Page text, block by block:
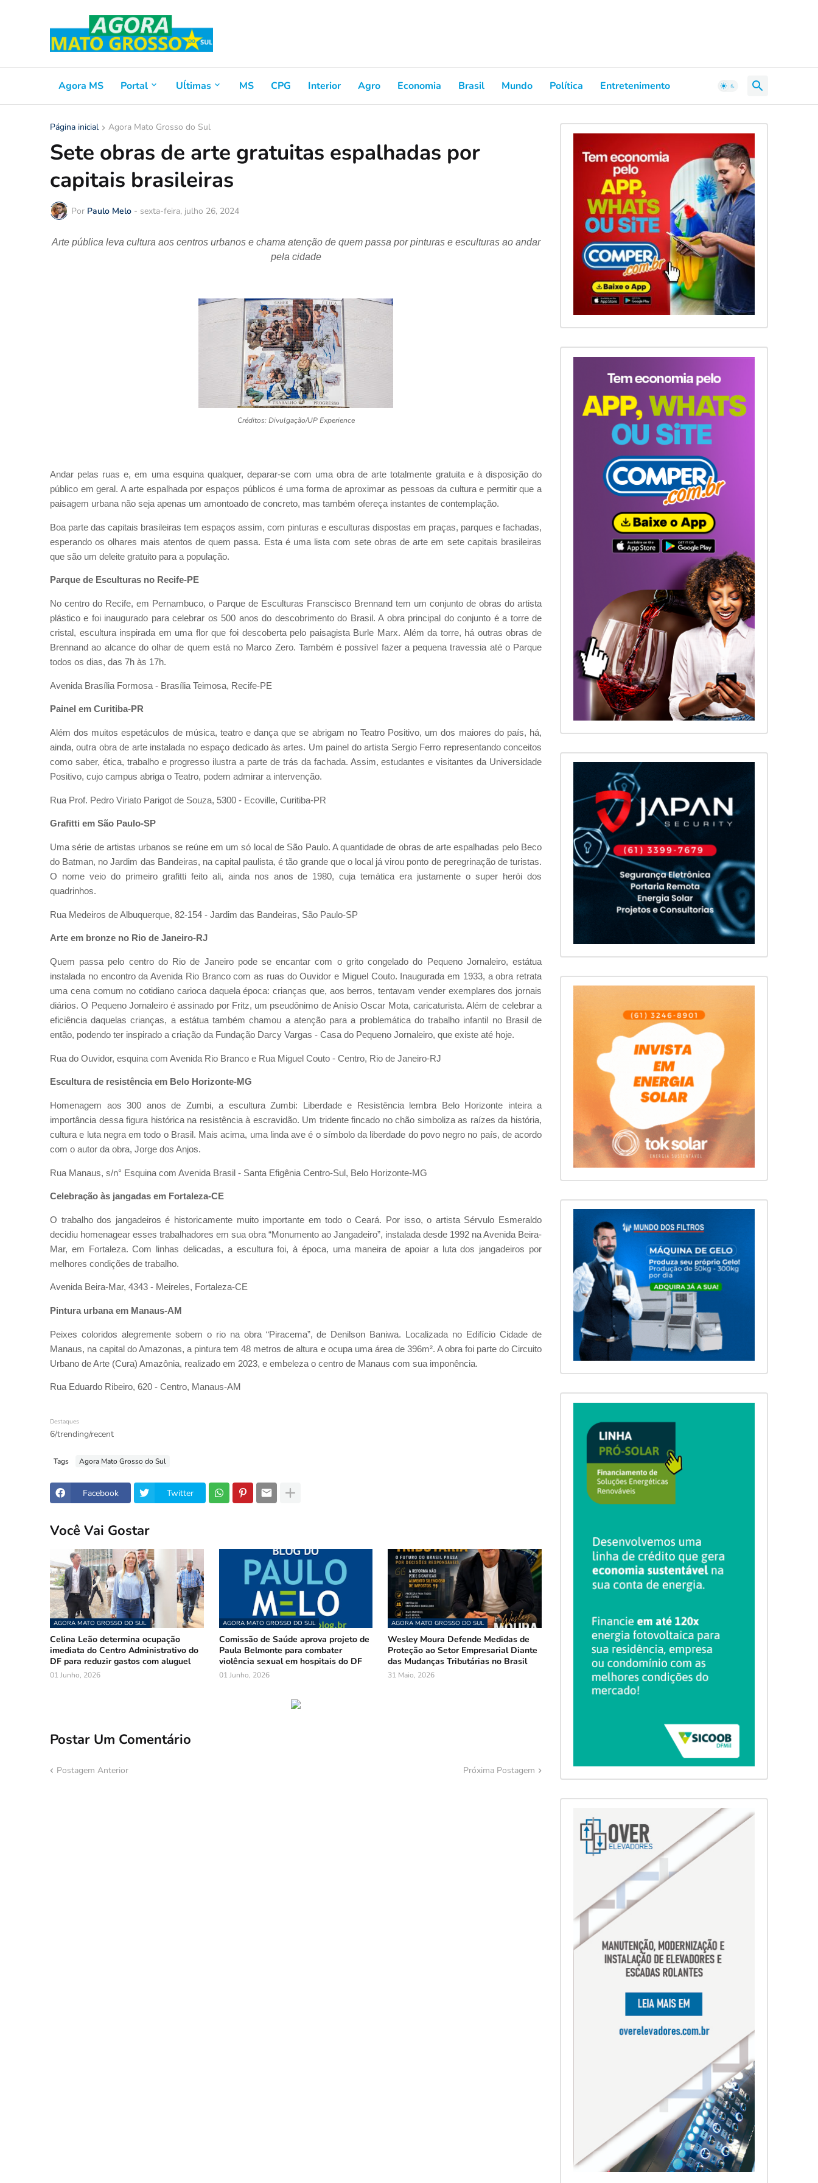
Agora MS Portal Uĺtimas MS CPG Interior Agro Economia Brasil Mundo Política Entretenimento
Página inicial Agora Mato Grosso do Sul
Sete obras de arte gratuitas espalhadas por
capitais brasileiras
Por Paulo Melo - sexta-feira, julho 26, 2024
Arte pública leva cultura aos centros urbanos e chama atenção de quem passa por pinturas e esculturas ao andar
pela cidade
Créditos: Divulgação/UP Experience
Andar pelas ruas e, em uma esquina qualquer, deparar-se com uma obra de arte totalmente gratuita e à disposição do
público em geral. A arte espalhada por espaços públicos é uma forma de aproximar as pessoas da cultura e permitir que a
paisagem urbana não seja apenas um amontoado de concreto, mas também ofereça instantes de contemplação.
Boa parte das capitais brasileiras tem espaços assim, com pinturas e esculturas dispostas em praças, parques e fachadas,
esperando os olhares mais atentos de quem passa. Esta é uma lista com sete obras de arte em sete capitais brasileiras
que são um deleite gratuito para a população.
Parque de Esculturas no Recife-PE
No centro do Recife, em Pernambuco, o Parque de Esculturas Franscisco Brennand tem um conjunto de obras do artista
plástico e foi inaugurado para celebrar os 500 anos do descobrimento do Brasil. A obra principal do conjunto é a torre de
cristal, escultura inspirada em uma flor que foi descoberta pelo paisagista Burle Marx. Além da torre, há outras obras de
Brennand ao alcance do olhar de quem está no Marco Zero. Também é possível fazer a pequena travessia até o Parque
todos os dias, das 7h às 17h.
Avenida Brasília Formosa - Brasília Teimosa, Recife-PE
Painel em Curitiba-PR
Além dos muitos espetáculos de música, teatro e dança que se abrigam no Teatro Positivo, um dos maiores do país, há,
ainda, outra obra de arte instalada no espaço dedicado às artes. Um painel do artista Sergio Ferro representando conceitos
como saber, ética, trabalho e progresso ilustra a parte de trás da fachada. Assim, estudantes e visitantes da Universidade
Positivo, cujo campus abriga o Teatro, podem admirar a intervenção.
Rua Prof. Pedro Viriato Parigot de Souza, 5300 - Ecoville, Curitiba-PR
Grafitti em São Paulo-SP
Uma série de artistas urbanos se reúne em um só local de São Paulo. A quantidade de obras de arte espalhadas pelo Beco
do Batman, no Jardim das Bandeiras, na capital paulista, é tão grande que o local já virou ponto de peregrinação de turistas.
O nome veio do primeiro grafitti feito ali, ainda nos anos de 1980, cuja temática era justamente o super herói dos
quadrinhos.
Rua Medeiros de Albuquerque, 82-154 - Jardim das Bandeiras, São Paulo-SP
Arte em bronze no Rio de Janeiro-RJ
Quem passa pelo centro do Rio de Janeiro pode se encantar com o grito congelado do Pequeno Jornaleiro, estátua
instalada no encontro da Avenida Rio Branco com as ruas do Ouvidor e Miguel Couto. Inaugurada em 1933, a obra retrata
uma cena comum no cotidiano carioca daquela época: crianças que, aos berros, tentavam vender exemplares dos jornais
diários. O Pequeno Jornaleiro é assinado por Fritz, um pseudônimo de Anísio Oscar Mota, caricaturista. Além de celebrar a
eficiência daquelas crianças, a estátua também chamou a atenção para a problemática do trabalho infantil no Brasil de
então, podendo ter inspirado a criação da Fundação Darcy Vargas - Casa do Pequeno Jornaleiro, que existe até hoje.
Rua do Ouvidor, esquina com Avenida Rio Branco e Rua Miguel Couto - Centro, Rio de Janeiro-RJ
Escultura de resistência em Belo Horizonte-MG
Homenagem aos 300 anos de Zumbi, a escultura Zumbi: Liberdade e Resistência lembra Belo Horizonte inteira a
importância dessa figura histórica na resistência à escravidão. Um tridente fincado no chão simboliza as raízes da história,
cultura e luta negra em todo o Brasil. Mais acima, uma linda ave é o símbolo da liberdade do povo negro no país, de acordo
com o autor da obra, Jorge dos Anjos.
Rua Manaus, s/n° Esquina com Avenida Brasil - Santa Efigênia Centro-Sul, Belo Horizonte-MG
Celebração às jangadas em Fortaleza-CE
O trabalho dos jangadeiros é historicamente muito importante em todo o Ceará. Por isso, o artista Sérvulo Esmeraldo
decidiu homenagear esses trabalhadores em sua obra “Monumento ao Jangadeiro”, instalada desde 1992 na Avenida Beira-
Mar, em Fortaleza. Com linhas delicadas, a escultura foi, à época, uma maneira de apoiar a luta dos jangadeiros por
melhores condições de trabalho.
Avenida Beira-Mar, 4343 - Meireles, Fortaleza-CE
Pintura urbana em Manaus-AM
Peixes coloridos alegremente sobem o rio na obra “Piracema”, de Denilson Baniwa. Localizada no Edifício Cidade de
Manaus, na capital do Amazonas, a pintura tem 48 metros de altura e ocupa uma área de 396m². A obra foi parte do Circuito
Urbano de Arte (Cura) Amazônia, realizado em 2023, e embeleza o centro de Manaus com sua imponência.
Rua Eduardo Ribeiro, 620 - Centro, Manaus-AM
Destaques
6/trending/recent
Tags Agora Mato Grosso do Sul
Facebook Twitter
Você Vai Gostar
AGORA MATO GROSSO DO SUL
Celina Leão determina ocupação
imediata do Centro Administrativo do
DF para reduzir gastos com aluguel
01 Junho, 2026
AGORA MATO GROSSO DO SUL
Comissão de Saúde aprova projeto de
Paula Belmonte para combater
violência sexual em hospitais do DF
01 Junho, 2026
AGORA MATO GROSSO DO SUL
Wesley Moura Defende Medidas de
Proteção ao Setor Empresarial Diante
das Mudanças Tributárias no Brasil
31 Maio, 2026
Postar Um Comentário
Postagem Anterior Próxima Postagem